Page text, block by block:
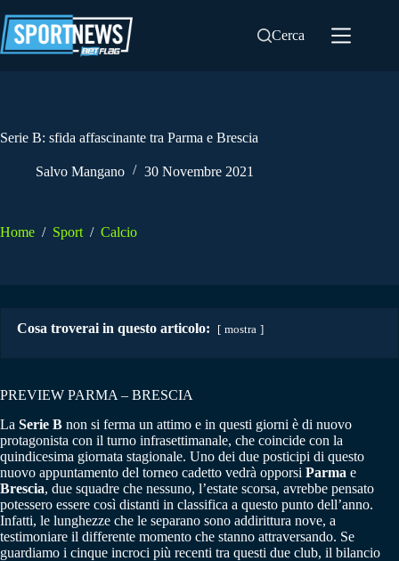
al
contenuto
Cerca
Serie B: sfida affascinante tra Parma e Brescia
Salvo Mangano 30 Novembre 2021
Home / Sport / Calcio
Cosa troverai in questo articolo: mostra
PREVIEW PARMA – BRESCIA
La Serie B non si ferma un attimo e in questi giorni è di nuovo
protagonista con il turno infrasettimanale, che coincide con la
quindicesima giornata stagionale. Uno dei due posticipi di questo
nuovo appuntamento del torneo cadetto vedrà opporsi Parma e
Brescia, due squadre che nessuno, l’estate scorsa, avrebbe pensato
potessero essere così distanti in classifica a questo punto dell’anno.
Infatti, le lunghezze che le separano sono addirittura nove, a
testimoniare il differente momento che stanno attraversando. Se
guardiamo i cinque incroci più recenti tra questi due club, il bilancio